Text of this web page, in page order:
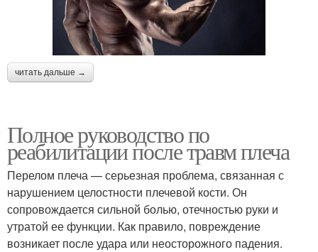
читать дальше →
Полное руководство по
реабилитации после травм плеча
Перелом плеча — серьезная проблема, связанная с
нарушением целостности плечевой кости. Он
сопровождается сильной болью, отечностью руки и
утратой ее функции. Как правило, повреждение
возникает после удара или неосторожного падения.